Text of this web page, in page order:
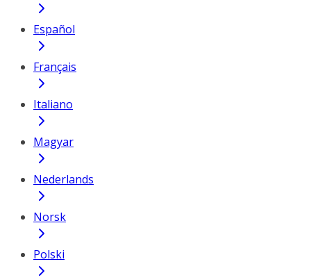
Español
Français
Italiano
Magyar
Nederlands
Norsk
Polski